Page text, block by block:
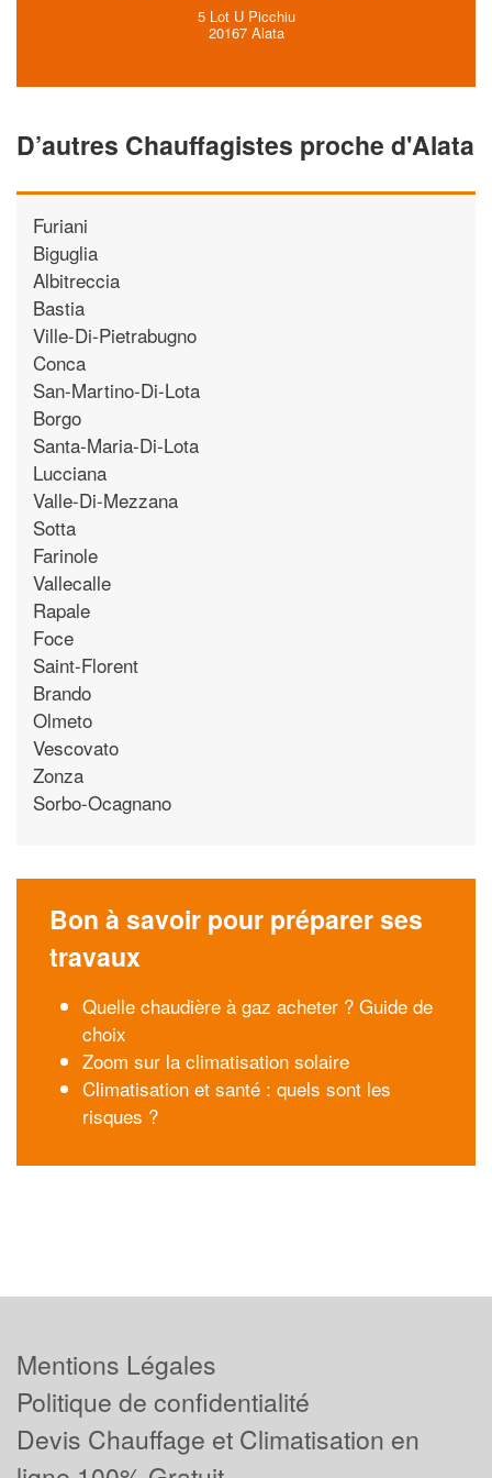
5 Lot U Picchiu
20167 Alata
D’autres Chauffagistes proche d'Alata
Furiani
Biguglia
Albitreccia
Bastia
Ville-Di-Pietrabugno
Conca
San-Martino-Di-Lota
Borgo
Santa-Maria-Di-Lota
Lucciana
Valle-Di-Mezzana
Sotta
Farinole
Vallecalle
Rapale
Foce
Saint-Florent
Brando
Olmeto
Vescovato
Zonza
Sorbo-Ocagnano
Bon à savoir pour préparer ses
travaux
Quelle chaudière à gaz acheter ? Guide de
choix
Zoom sur la climatisation solaire
Climatisation et santé : quels sont les
risques ?
Mentions Légales
Politique de confidentialité
Devis Chauffage et Climatisation en